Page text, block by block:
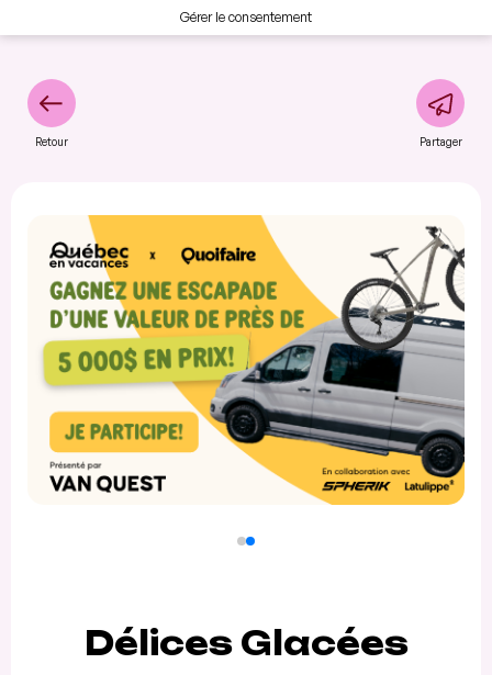
Gérer le consentement
Retour Partager
Délices Glacées